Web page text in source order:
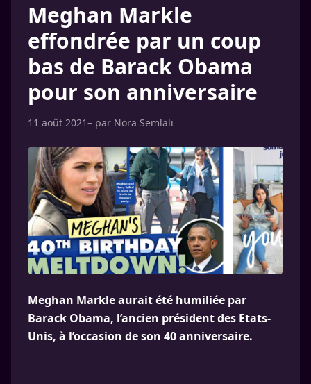
Meghan Markle
effondrée par un coup
bas de Barack Obama
pour son anniversaire
11 août 2021– par Nora Semlali
Meghan Markle aurait été humiliée par
Barack Obama, l’ancien président des Etats-
Unis, à l’occasion de son 40 anniversaire.